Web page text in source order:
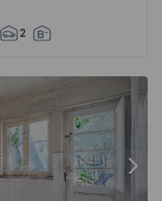
2
- 21